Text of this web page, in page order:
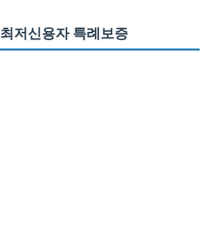
최저신용자 특례보증